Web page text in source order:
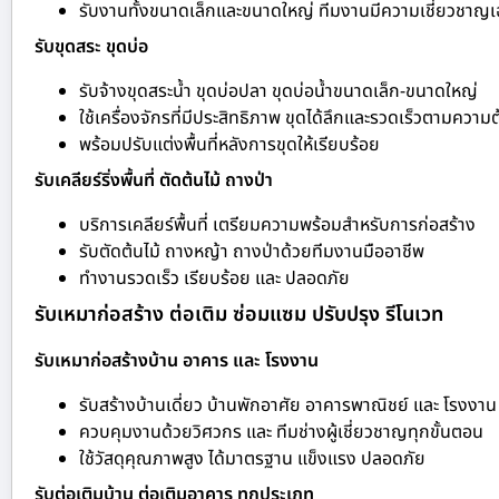
รับงานทั้งขนาดเล็กและขนาดใหญ่ ทีมงานมีความเชี่ยวชาญเ
รับขุดสระ ขุดบ่อ
รับจ้างขุดสระน้ำ ขุดบ่อปลา ขุดบ่อน้ำขนาดเล็ก-ขนาดใหญ่
ใช้เครื่องจักรที่มีประสิทธิภาพ ขุดได้ลึกและรวดเร็วตามความ
พร้อมปรับแต่งพื้นที่หลังการขุดให้เรียบร้อย
รับเคลียร์ริ่งพื้นที่ ตัดต้นไม้ ถางป่า
บริการเคลียร์พื้นที่ เตรียมความพร้อมสำหรับการก่อสร้าง
รับตัดต้นไม้ ถางหญ้า ถางป่าด้วยทีมงานมืออาชีพ
ทำงานรวดเร็ว เรียบร้อย และ ปลอดภัย
รับเหมาก่อสร้าง ต่อเติม ซ่อมแซม ปรับปรุง รีโนเวท
รับเหมาก่อสร้างบ้าน อาคาร และ โรงงาน
รับสร้างบ้านเดี่ยว บ้านพักอาศัย อาคารพาณิชย์ และ โรงงาน
ควบคุมงานด้วยวิศวกร และ ทีมช่างผู้เชี่ยวชาญทุกขั้นตอน
ใช้วัสดุคุณภาพสูง ได้มาตรฐาน แข็งแรง ปลอดภัย